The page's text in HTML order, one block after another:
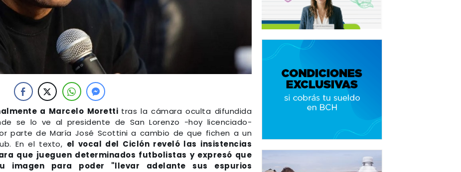
a Marcelo Moretti tras la cámara oculta difundida
se lo ve al presidente de San Lorenzo -hoy licenciado-
parte de María José Scottini a cambio de que fichen a un
En el texto, el vocal del Ciclón reveló las insistencias
que jueguen determinados futbolistas y expresó que
imagen para poder "llevar adelante sus espurios